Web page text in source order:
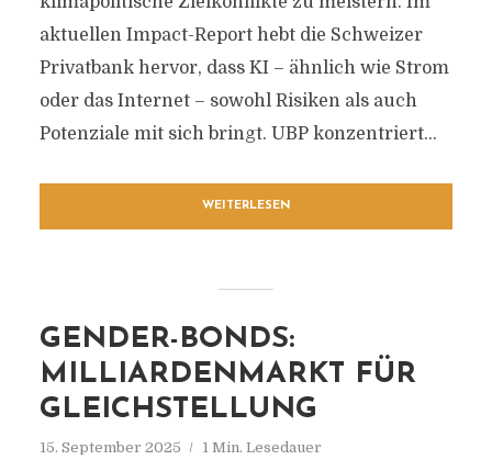
aktuellen Impact-Report hebt die Schweizer
Privatbank hervor, dass KI – ähnlich wie Strom
oder das Internet – sowohl Risiken als auch
Potenziale mit sich bringt. UBP konzentriert...
WEITERLESEN
GENDER-BONDS:
MILLIARDENMARKT FÜR
GLEICHSTELLUNG
15. September 2025 1 Min. Lesedauer